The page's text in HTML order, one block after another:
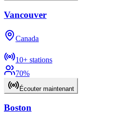
Vancouver
Canada
10+ stations
70%
Écouter maintenant
Boston